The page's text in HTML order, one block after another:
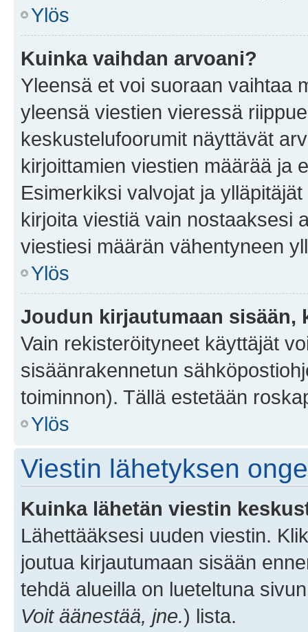
Ylös
Kuinka vaihdan arvoani?
Yleensä et voi suoraan vaihtaa
yleensä viestien vieressä
keskustelufoorumit näyttävät
kirjoittamien viestien määrää ja
Esimerkiksi valvojat ja
kirjoita viestiä vain nostaaksesi
viestiesi määrän vähentyneen
Ylös
Joudun kirjautumaan sisään,
Vain rekisteröityneet käyttäjät
sisäänrakennetun
toiminnon). Tällä estetään
Ylös
Viestin lähetyksen
Kuinka lähetän viestin
Lähettääksesi uuden viestin.
joutua kirjautumaan sisään
tehdä alueilla on lueteltuna
Voit äänestää, jne.) lista.